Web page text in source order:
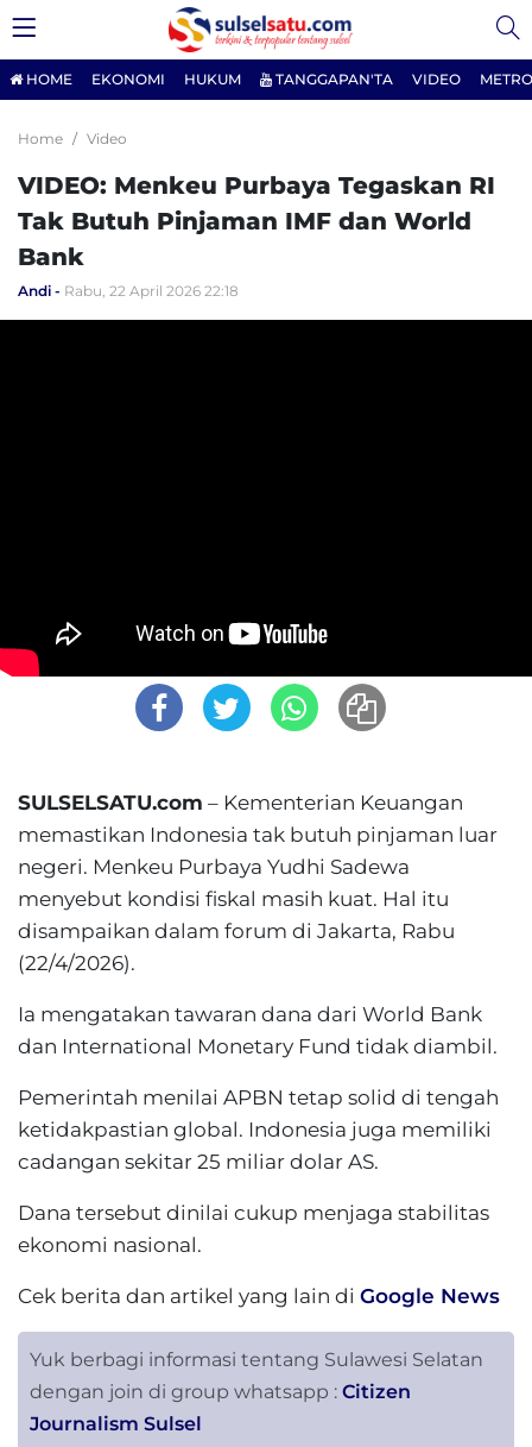
HOME EKONOMI HUKUM TANGGAPAN'TA VIDEO
Home Video
VIDEO: Menkeu Purbaya Tegaskan RI
Tak Butuh Pinjaman IMF dan World
Bank
Andi Rabu, 22 April 2026 22:18
SULSELSATU.com – Kementerian Keuangan
memastikan Indonesia tak butuh pinjaman luar
negeri. Menkeu Purbaya Yudhi Sadewa
menyebut kondisi fiskal masih kuat. Hal itu
disampaikan dalam forum di Jakarta, Rabu
(22/4/2026).
Ia mengatakan tawaran dana dari World Bank
dan International Monetary Fund tidak diambil.
Pemerintah menilai APBN tetap solid di tengah
ketidakpastian global. Indonesia juga memiliki
cadangan sekitar 25 miliar dolar AS.
Dana tersebut dinilai cukup menjaga stabilitas
ekonomi nasional.
Cek berita dan artikel yang lain di Google News
Yuk berbagi informasi tentang Sulawesi Selatan
dengan join di group whatsapp : Citizen
Journalism Sulsel